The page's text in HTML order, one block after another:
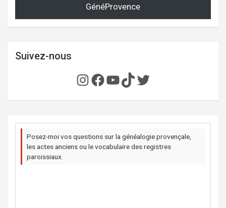
GénéProvence
Suivez-nous
Instagram
Facebook
YouTube
TikTok
Twitter
Posez-moi vos questions sur la généalogie provençale,
les actes anciens ou le vocabulaire des registres
paroissiaux.